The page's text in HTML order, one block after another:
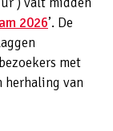
2026’. De
met
herhaling van